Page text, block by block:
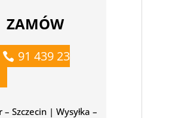
ZAMÓW
91 439 23
– Szczecin | Wysyłka –